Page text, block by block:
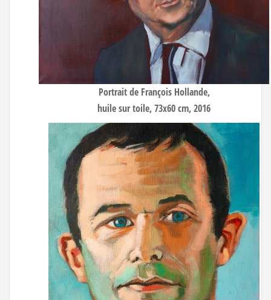
Portrait de François Hollande,
huile sur toile, 73x60 cm, 2016